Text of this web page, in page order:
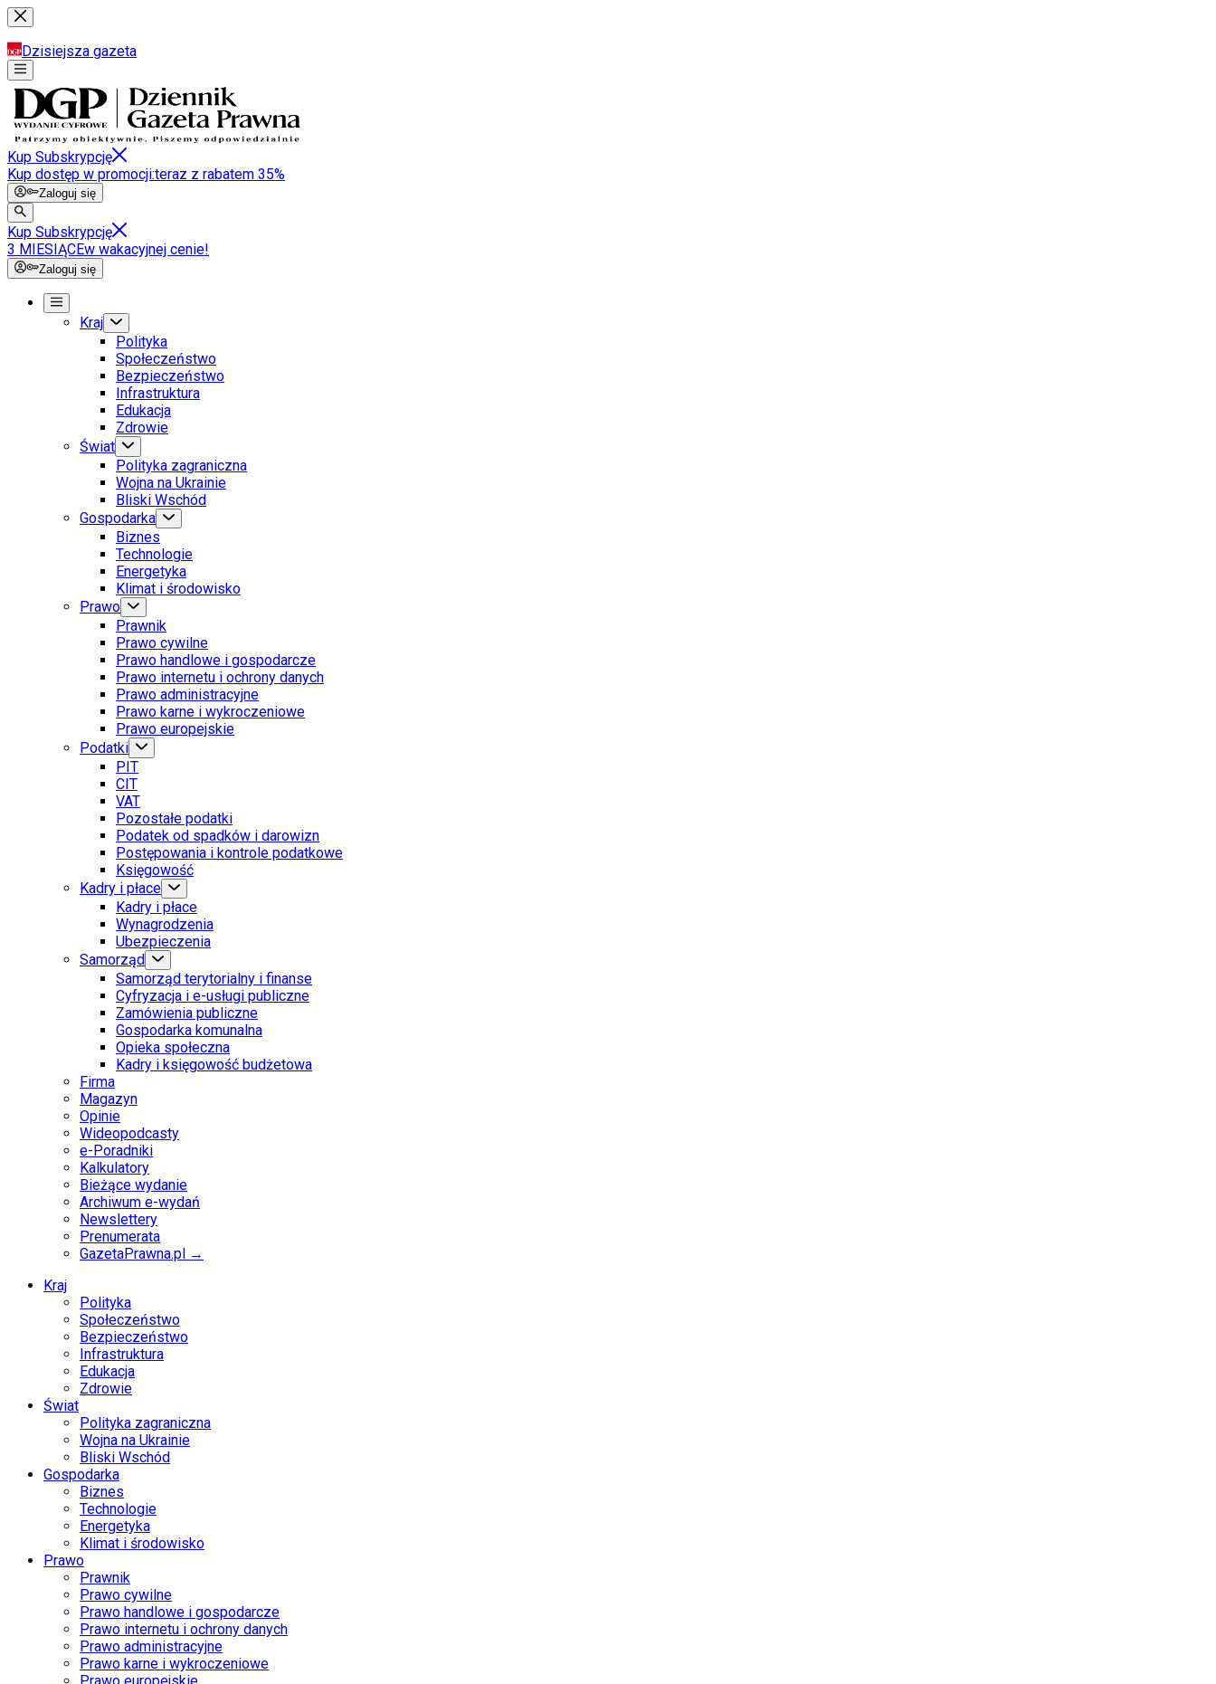
Dzisiejsza gazeta
Kup Subskrypcję
Kup dostęp w promocji:teraz z rabatem 35%
Zaloguj się
Kup Subskrypcję
3 MIESIĄCEw wakacyjnej cenie!
Zaloguj się
Kraj
Polityka
Społeczeństwo
Bezpieczeństwo
Infrastruktura
Edukacja
Zdrowie
Świat
Polityka zagraniczna
Wojna na Ukrainie
Bliski Wschód
Gospodarka
Biznes
Technologie
Energetyka
Klimat i środowisko
Prawo
Prawnik
Prawo cywilne
Prawo handlowe i gospodarcze
Prawo internetu i ochrony danych
Prawo administracyjne
Prawo karne i wykroczeniowe
Prawo europejskie
Podatki
PIT
CIT
VAT
Pozostałe podatki
Podatek od spadków i darowizn
Postępowania i kontrole podatkowe
Księgowość
Kadry i płace
Kadry i płace
Wynagrodzenia
Ubezpieczenia
Samorząd
Samorząd terytorialny i finanse
Cyfryzacja i e-usługi publiczne
Zamówienia publiczne
Gospodarka komunalna
Opieka społeczna
Kadry i księgowość budżetowa
Firma
Magazyn
Opinie
Wideopodcasty
e-Poradniki
Kalkulatory
Bieżące wydanie
Archiwum e-wydań
Newslettery
Prenumerata
GazetaPrawna.pl →
Kraj
Polityka
Społeczeństwo
Bezpieczeństwo
Infrastruktura
Edukacja
Zdrowie
Świat
Polityka zagraniczna
Wojna na Ukrainie
Bliski Wschód
Gospodarka
Biznes
Technologie
Energetyka
Klimat i środowisko
Prawo
Prawnik
Prawo cywilne
Prawo handlowe i gospodarcze
Prawo internetu i ochrony danych
Prawo administracyjne
Prawo karne i wykroczeniowe